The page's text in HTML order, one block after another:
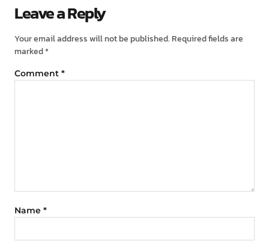
Leave a Reply
Your email address will not be published. Required fields are
marked*
Comment *
Name *